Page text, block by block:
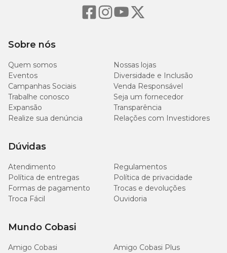
Sobre nós
Quem somos
Nossas lojas
Eventos
Diversidade e Inclusão
Campanhas Sociais
Venda Responsável
Trabalhe conosco
Seja um fornecedor
Expansão
Transparência
Realize sua denúncia
Relações com Investidores
Dúvidas
Atendimento
Regulamentos
Política de entregas
Política de privacidade
Formas de pagamento
Trocas e devoluções
Troca Fácil
Ouvidoria
Mundo Cobasi
Amigo Cobasi
Amigo Cobasi Plus